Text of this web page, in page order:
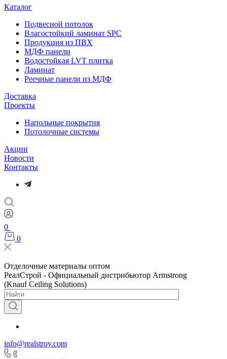
Каталог
Подвесной потолок
Влагостойкий ламинат SPC
Продукция из ПВХ
МДФ панели
Водостойкая LVT плитка
Ламинат
Реечные панели из МДФ
Доставка
Проекты
Напольные покрытия
Потолочные системы
Акции
Новости
Контакты
0
0
Отделочные материалы оптом
РеалСтрой - Официальный дистрибьютор Armstrong
(Knauf Ceiling Solutions)
info@realstroy.com